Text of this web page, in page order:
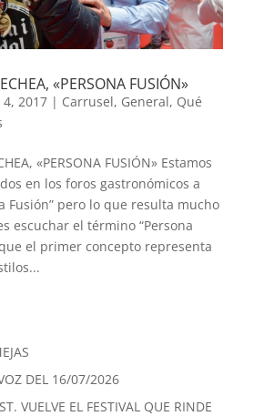
«PERSONA FUSIÓN»
4, 2017| Carrusel, General, Qué
«PERSONA FUSIÓN» Estamos
en los foros gastronómicos a
Fusión” pero lo que resulta mucho
escuchar el término “Persona
el primer concepto representa
DEL 16/07/2026
VUELVE EL FESTIVAL QUE RINDE